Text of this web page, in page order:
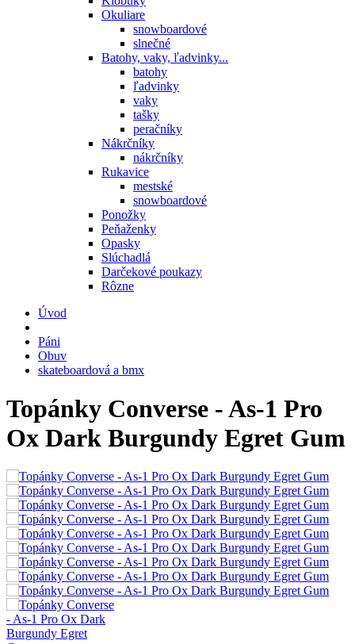
Okuliare
snowboardové
slnečné
Batohy, vaky, ľadvinky...
batohy
ľadvinky
vaky
tašky
peračníky
Nákrčníky
nákrčníky
Rukavice
mestské
snowboardové
Ponožky
Peňaženky
Opasky
Slúchadlá
Darčekové poukazy
Rôzne
Úvod
Páni
Obuv
skateboardová a bmx
Topánky Converse - As-1 Pro
Ox Dark Burgundy Egret Gum